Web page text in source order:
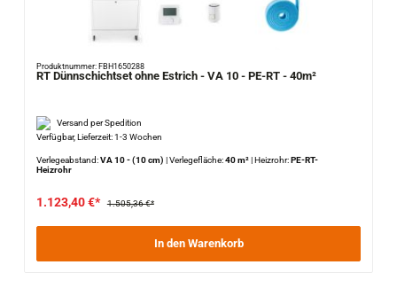
Produktnummer: FBH1650288
RT Dünnschichtset ohne Estrich - VA 10 - PE-RT - 40m²
Versand per Spedition
Verfügbar, Lieferzeit: 1-3 Wochen
Verlegeabstand:
VA 10 - (10 cm) |Verlegefläche:40 m²|Heizrohr:PE-RT-
Heizrohr
1.123,40 €* 1.505,36 €*
In den Warenkorb